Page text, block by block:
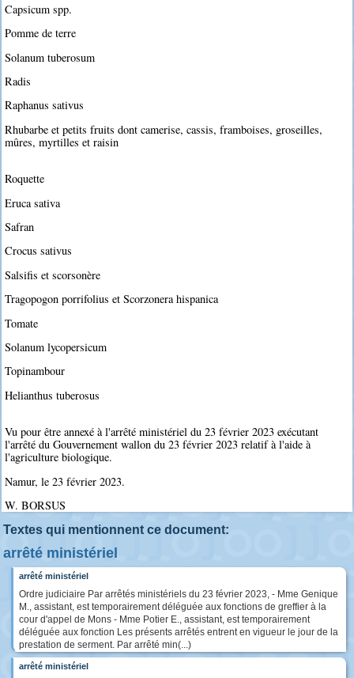
Capsicum spp.
Pomme de terre
Solanum tuberosum
Radis
Raphanus sativus
Rhubarbe et petits fruits dont camerise, cassis, framboises, groseilles,
mûres, myrtilles et raisin
Roquette
Eruca sativa
Safran
Crocus sativus
Salsifis et scorsonère
Tragopogon porrifolius et Scorzonera hispanica
Tomate
Solanum lycopersicum
Topinambour
Helianthus tuberosus
Vu pour être annexé à l'arrêté ministériel du 23 février 2023 exécutant
l'arrêté du Gouvernement wallon du 23 février 2023 relatif à l'aide à
l'agriculture biologique.
Namur, le 23 février 2023.
W. BORSUS
Textes qui mentionnent ce document:
arrêté ministériel
arrêté ministériel
Ordre judiciaire Par arrêtés ministériels du 23 février 2023, - Mme Genique
M., assistant, est temporairement déléguée aux fonctions de greffier à la
cour d'appel de Mons - Mme Potier E., assistant, est temporairement
déléguée aux fonction Les présents arrêtés entrent en vigueur le jour de la
prestation de serment. Par arrêté min(...)
arrêté ministériel